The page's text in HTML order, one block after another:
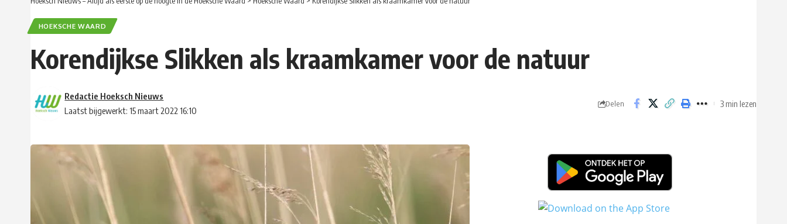
HOEKSCHE WAARD
Korendijkse Slikken als kraamkamer voor de natuur
Laatst bijgewerkt: 15 maart 2022 16:10
Redactie Hoeksch Nieuws
Delen 3 min lezen